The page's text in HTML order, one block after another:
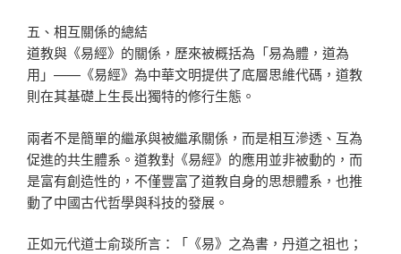
五、相互關係的總結
道教與《易經》的關係，歷來被概括為「易為體，道為
用」——《易經》為中華文明提供了底層思維代碼，道教
則在其基礎上生長出獨特的修行生態。
兩者不是簡單的繼承與被繼承關係，而是相互滲透、互為
促進的共生體系。道教對《易經》的應用並非被動的，而
是富有創造性的，不僅豐富了道教自身的思想體系，也推
動了中國古代哲學與科技的發展。
正如元代道士俞琰所言：「《易》之為書，丹道之祖也；